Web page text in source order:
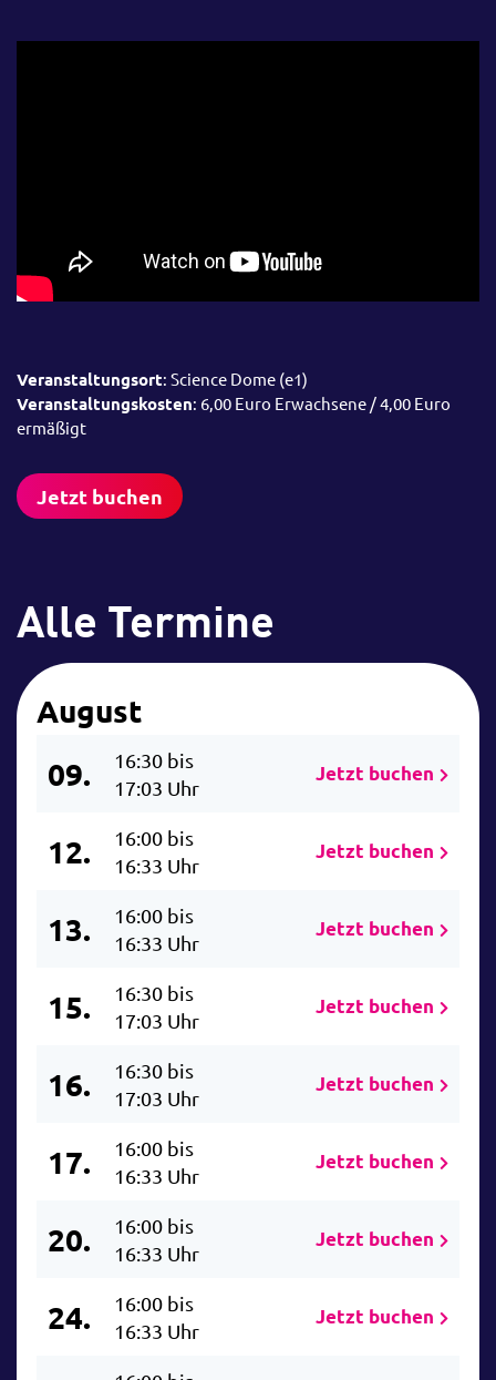
Veranstaltungsort: Science Dome (e1)
Veranstaltungskosten: 6,00 Euro Erwachsene / 4,00 Euro
ermäßigt
Jetzt buchen
Alle Termine
August
09.
16:30 bis
17:03 Uhr
Jetzt buchen
12.
16:00 bis
16:33 Uhr
Jetzt buchen
13.
16:00 bis
16:33 Uhr
Jetzt buchen
15.
16:30 bis
17:03 Uhr
Jetzt buchen
16.
16:30 bis
17:03 Uhr
Jetzt buchen
17.
16:00 bis
16:33 Uhr
Jetzt buchen
20.
16:00 bis
16:33 Uhr
Jetzt buchen
24.
16:00 bis
16:33 Uhr
Jetzt buchen